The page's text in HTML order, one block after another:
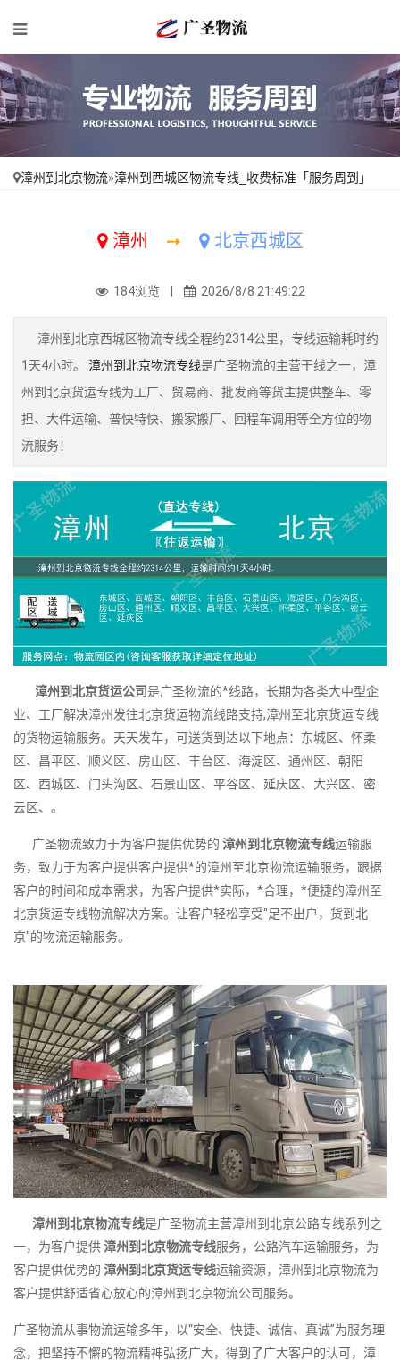
漳州到北京物流»漳州到西城区物流专线_收费标准「服务周到」
漳州 ➙ 北京西城区
184浏览 | 2026/8/8 21:49:22
漳州到北京西城区物流专线全程约2314公里，专线运输耗时约
1天4小时。 漳州到北京物流专线是广圣物流的主营干线之一，漳
州到北京货运专线为工厂、贸易商、批发商等货主提供整车、零
担、大件运输、普快特快、搬家搬厂、回程车调用等全方位的物
流服务！
漳州到北京货运公司是广圣物流的*线路，长期为各类大中型企
业、工厂解决漳州发往北京货运物流线路支持,漳州至北京货运专线
的货物运输服务。天天发车，可送货到达以下地点：东城区、怀柔
区、昌平区、顺义区、房山区、丰台区、海淀区、通州区、朝阳
区、西城区、门头沟区、石景山区、平谷区、延庆区、大兴区、密
云区、。
广圣物流致力于为客户提供优势的 漳州到北京物流专线运输服
务，致力于为客户提供客户提供*的漳州至北京物流运输服务，跟据
客户的时间和成本需求，为客户提供*实际，*合理，*便捷的漳州至
北京货运专线物流解决方案。让客户轻松享受"足不出户，货到北
京"的物流运输服务。
漳州到北京物流专线是广圣物流主营漳州到北京公路专线系列之
一，为客户提供漳州到北京物流专线服务，公路汽车运输服务，为
客户提供优势的 漳州到北京货运专线运输资源，漳州到北京物流为
客户提供舒适省心放心的漳州到北京物流公司服务。
广圣物流从事物流运输多年，以“安全、快捷、诚信、真诚”为服务理
念，把坚持不懈的物流精神弘扬广大，得到了广大客户的认可，漳